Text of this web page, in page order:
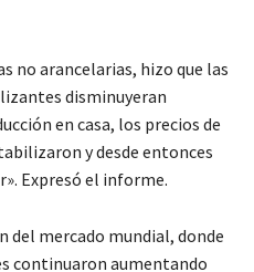
no arancelarias, hizo que las
disminuyeran
en casa, los precios de
y desde entonces
Expresó el informe.
del mercado mundial, donde
continuaron aumentando